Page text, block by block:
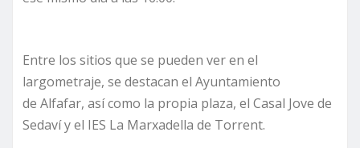
Entre los sitios que se pueden ver en el
largometraje, se destacan el Ayuntamiento
de Alfafar, así como la propia plaza, el Casal Jove de
Sedaví y el IES La Marxadella de Torrent.